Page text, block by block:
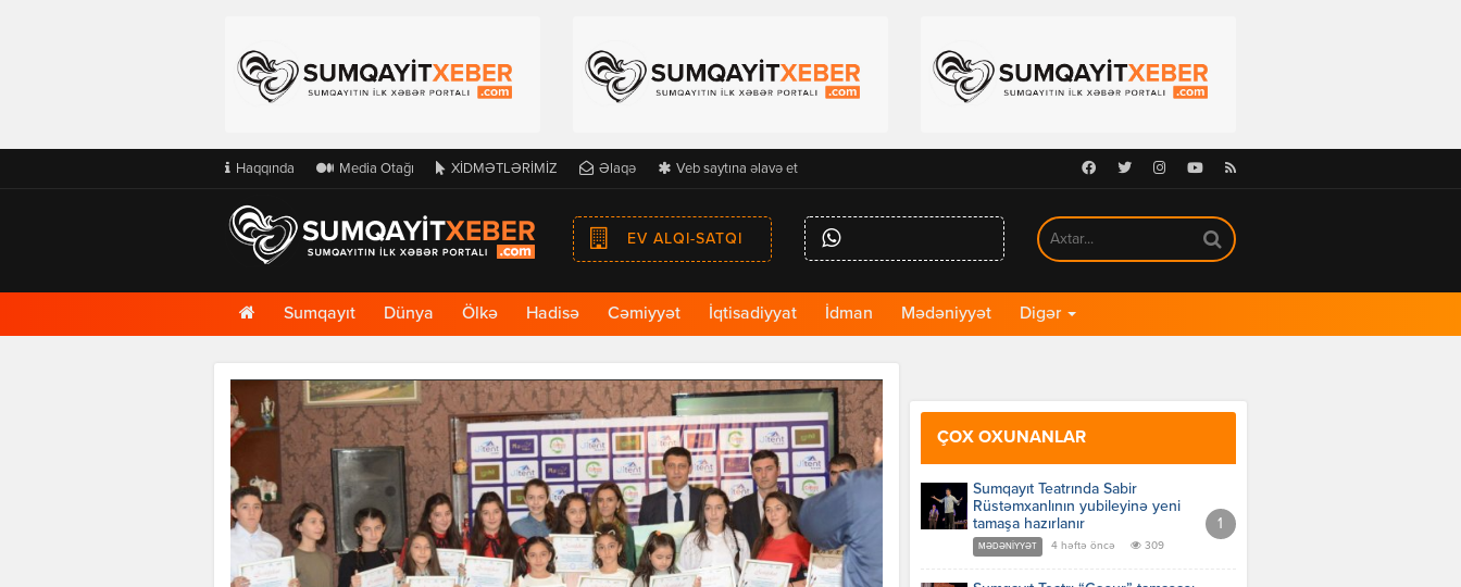
Haqqında Media Otağı XİDMƏTLƏRİMİZ Əlaqə Veb saytına əlavə et Facebook
TwitterInstagramYoutubeRSS
EV ALQI-SATQI
Ana
Səhifə
Sumqayıt Dünya Ölkə Hadisə Cəmiyyət İqtisadiyyat İdman Mədəniyyət Digər
ÇOX OXUNANLAR
Sumqayıt Teatrında Sabir
Rüstəmxanlının yubileyinə yeni
tamaşa hazırlanır
MƏDƏNIYYƏT 4 həftə öncə 309